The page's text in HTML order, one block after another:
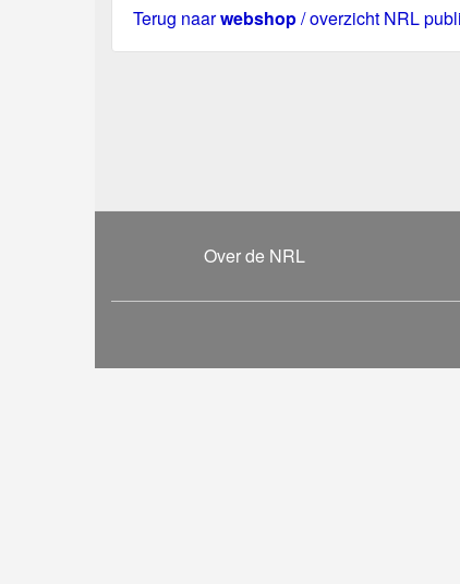
Terug naarwebshop/ overzicht NRL
Over de NRL